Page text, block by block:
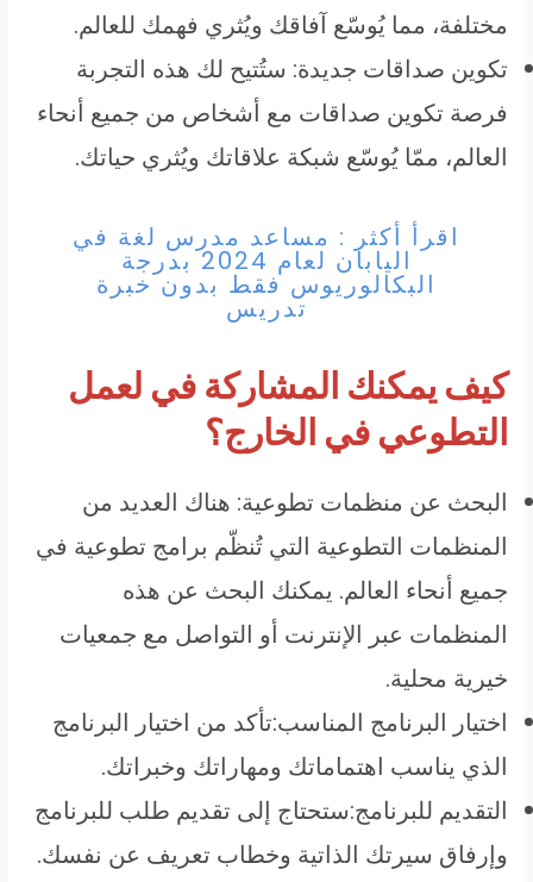
مختلفة، مما يُوسّع آفاقك ويُثري فهمك للعالم.
تكوين صداقات جديدة: ستُتيح لك هذه التجربة
فرصة تكوين صداقات مع أشخاص من جميع أنحاء
العالم، ممّا يُوسّع شبكة علاقاتك ويُثري حياتك.
اقرأ أكثر : مساعد مدرس لغة في
اليابان لعام 2024 بدرجة
البكالوريوس فقط بدون خبرة
تدريس
كيف يمكنك المشاركة في لعمل
التطوعي في الخارج؟
البحث عن منظمات تطوعية: هناك العديد من
المنظمات التطوعية التي تُنظّم برامج تطوعية في
جميع أنحاء العالم. يمكنك البحث عن هذه
المنظمات عبر الإنترنت أو التواصل مع جمعيات
خيرية محلية.
اختيار البرنامج المناسب:تأكد من اختيار البرنامج
الذي يناسب اهتماماتك ومهاراتك وخبراتك.
التقديم للبرنامج:ستحتاج إلى تقديم طلب للبرنامج
وإرفاق سيرتك الذاتية وخطاب تعريف عن نفسك.